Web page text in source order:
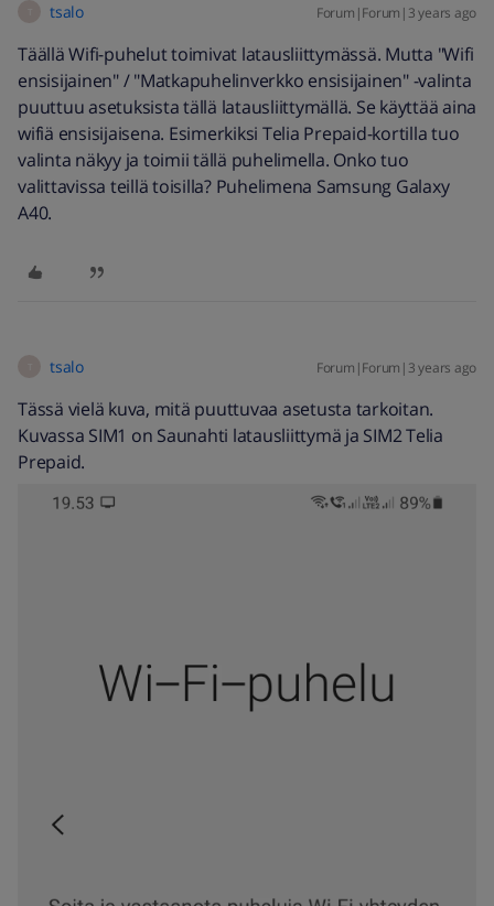
tsalo Forum|Forum|3 years ago
Täällä Wifi-puhelut toimivat latausliittymässä. Mutta "Wifi
ensisijainen" / "Matkapuhelinverkko ensisijainen" -valinta
puuttuu asetuksista tällä latausliittymällä. Se käyttää aina
wifiä ensisijaisena. Esimerkiksi Telia Prepaid-kortilla tuo
valinta näkyy ja toimii tällä puhelimella. Onko tuo
valittavissa teillä toisilla? Puhelimena Samsung Galaxy
A40.
tsalo Forum|Forum|3 years ago
Tässä vielä kuva, mitä puuttuvaa asetusta tarkoitan.
Kuvassa SIM1 on Saunahti latausliittymä ja SIM2 Telia
Prepaid.